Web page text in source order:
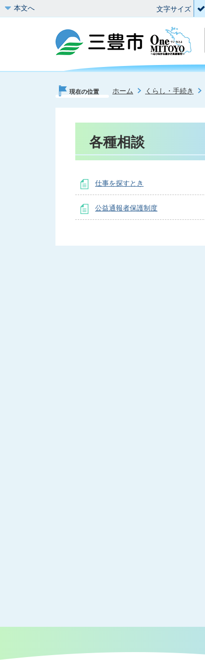
本文へ 文字サイズ
現在の位置 ホーム くらし・手続き
各種相談
仕事を探すとき
公益通報者保護制度